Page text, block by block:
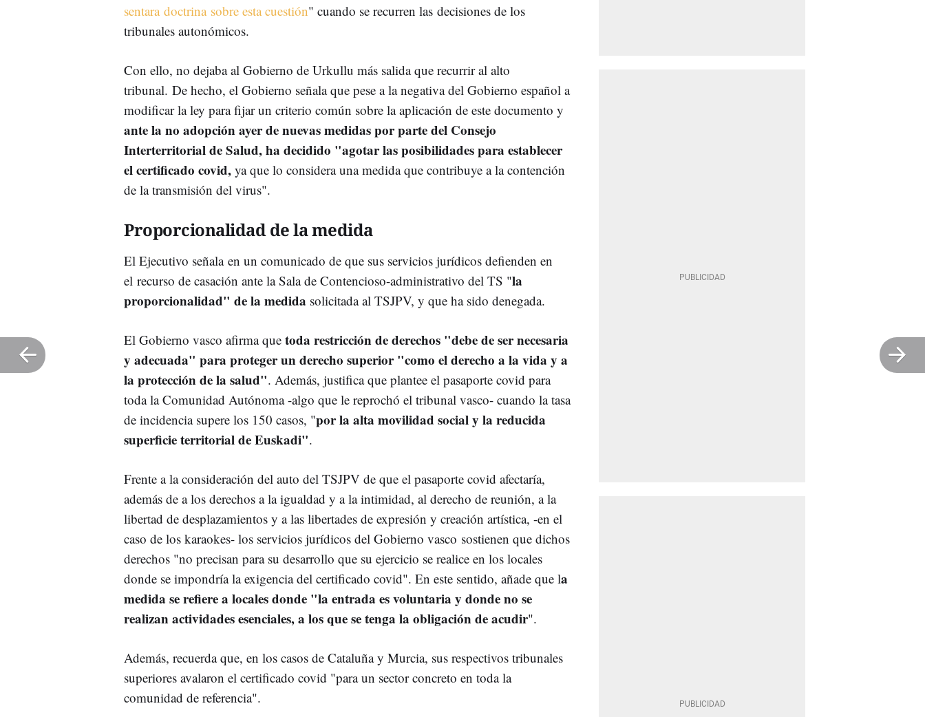
sentara doctrina sobre esta cuestión" cuando se recurren las decisiones de los
tribunales autonómicos.
Con ello, no dejaba al Gobierno de Urkullu más salida que recurrir al alto
tribunal. De hecho, el Gobierno señala que pese a la negativa del Gobierno español a
modificar la ley para fijar un criterio común sobre la aplicación de este documento y
ante la no adopción ayer de nuevas medidas por parte del Consejo
Interterritorial de Salud, ha decidido "agotar las posibilidades para establecer
el certificado covid, ya que lo considera una medida que contribuye a la contención
de la transmisión del virus".
Proporcionalidad de la medida
El Ejecutivo señala en un comunicado de que sus servicios jurídicos defienden en
el recurso de casación ante la Sala de Contencioso-administrativo del TS "la
proporcionalidad" de la medida solicitada al TSJPV, y que ha sido denegada.
El Gobierno vasco afirma que toda restricción de derechos "debe de ser necesaria
y adecuada" para proteger un derecho superior "como el derecho a la vida y a
la protección de la salud". Además, justifica que plantee el pasaporte covid para
toda la Comunidad Autónoma -algo que le reprochó el tribunal vasco- cuando la tasa
de incidencia supere los 150 casos, "por la alta movilidad social y la reducida
superficie territorial de Euskadi".
Frente a la consideración del auto del TSJPV de que el pasaporte covid afectaría,
además de a los derechos a la igualdad y a la intimidad, al derecho de reunión, a la
libertad de desplazamientos y a las libertades de expresión y creación artística, -en el
caso de los karaokes- los servicios jurídicos del Gobierno vasco sostienen que dichos
derechos "no precisan para su desarrollo que su ejercicio se realice en los locales
donde se impondría la exigencia del certificado covid". En este sentido, añade que la
medida se refiere a locales donde "la entrada es voluntaria y donde no se
realizan actividades esenciales, a los que se tenga la obligación de acudir".
Además, recuerda que, en los casos de Cataluña y Murcia, sus respectivos tribunales
superiores avalaron el certificado covid "para un sector concreto en toda la
comunidad de referencia".